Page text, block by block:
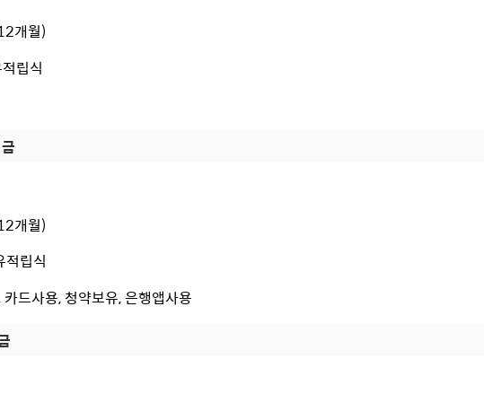
개월)
립식
개월)
립식
드사용, 청약보유, 은행앱사용